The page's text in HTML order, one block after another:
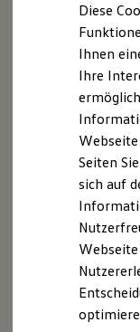
Für
Für
Leasing
Für
Für
Kfz-
Besitzer &
Nutzfahrzeuge
Farmers Ring 2
25337 Kölln-
Audi Tel.:
VW Tel.: 04121
Fax : 04121
E-Mail:
Diese Vertreten
Diese
Ihnen
Ihre
Seiten
sich auf